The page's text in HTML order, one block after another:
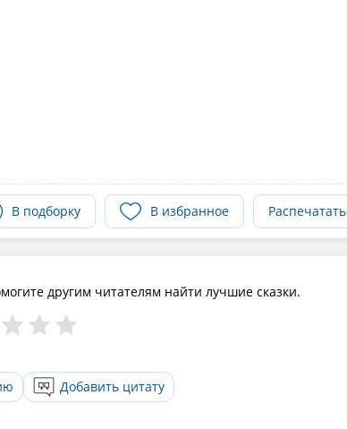
В подборку В избранное Распечатать
другим читателям найти лучшие сказки.
Добавить цитату